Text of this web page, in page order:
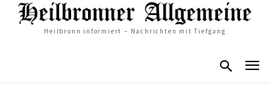
Heilbronn informiert – Nachrichten mit Tiefgang